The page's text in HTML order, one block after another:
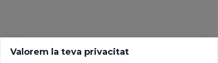
Valorem la teva privacitat